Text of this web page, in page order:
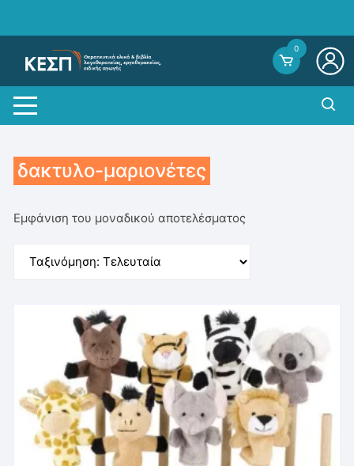
0
δακτυλο-μαριονέτες
Εμφάνιση του μοναδικού αποτελέσματος